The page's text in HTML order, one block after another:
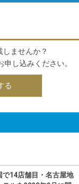
しませんか？
し込みください。
る
14店舗目・名古屋地